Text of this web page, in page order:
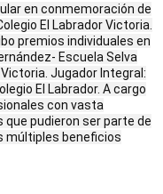
en conmemoración de
El Labrador Victoria.
premios individuales en
Escuela Selva
Jugador Integral:
El Labrador. A cargo
con vasta
pudieron ser parte de
múltiples beneficios